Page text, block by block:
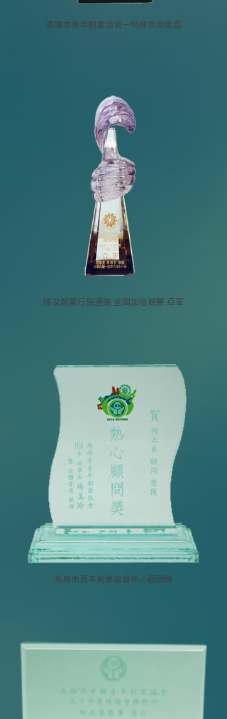
高雄市青年創業協會－特殊功榮獎盃
婦女創業行銷通路 全國加值競賽 亞軍
高雄市青年創業協會熱心顧問獎